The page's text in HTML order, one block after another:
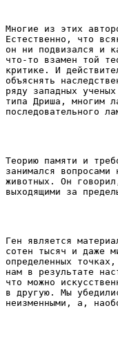
Многие из этих
Естественно, что
он ни подвизался и
что-то взамен той
критике. И
объяснять
ряду западных
типа Дриша, многим
последовательного
Теорию памяти и
занимался
животных. Он
выходящими за
Ген является
сотен тысяч и даже
определенных
нам в результате
что можно
в другую. Мы
неизменными, а,